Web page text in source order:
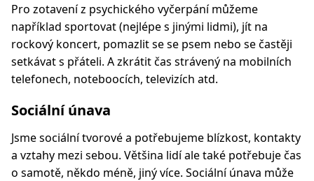
Pro zotavení z psychického vyčerpání můžeme
například sportovat (nejlépe s jinými lidmi), jít na
rockový koncert, pomazlit se se psem nebo se častěji
setkávat s přáteli. A zkrátit čas strávený na mobilních
telefonech, noteboocích, televizích atd.
Sociální únava
Jsme sociální tvorové a potřebujeme blízkost, kontakty
a vztahy mezi sebou. Většina lidí ale také potřebuje čas
o samotě, někdo méně, jiný více. Sociální únava může